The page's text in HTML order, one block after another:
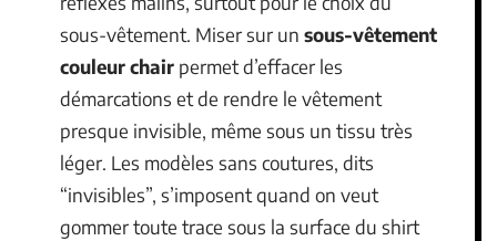
sous-vêtement. Miser sur un sous-vêtement
couleur chair permet d’effacer les
démarcations et de rendre le vêtement
presque invisible, même sous un tissu très
léger. Les modèles sans coutures, dits
“invisibles”, s’imposent quand on veut
gommer toute trace sous la surface du shirt